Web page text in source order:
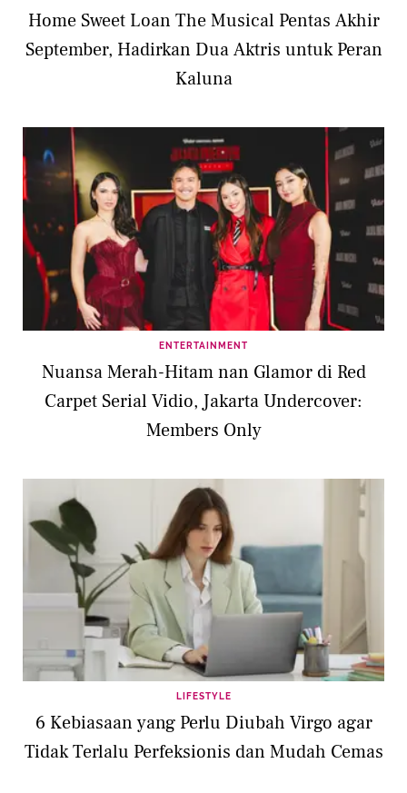
Home Sweet Loan The Musical Pentas Akhir
September, Hadirkan Dua Aktris untuk Peran
Kaluna
ENTERTAINMENT
Nuansa Merah-Hitam nan Glamor di Red
Carpet Serial Vidio, Jakarta Undercover:
Members Only
LIFESTYLE
6 Kebiasaan yang Perlu Diubah Virgo agar
Tidak Terlalu Perfeksionis dan Mudah Cemas